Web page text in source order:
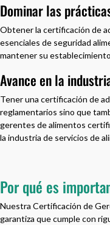
Dominar las
Obtener la certificación de
esenciales de seguridad
mantener su
Avance en la
Tener una certificación de
reglamentarios sino que
gerentes de alimentos
la industria de servicios de
Por qué es
Nuestra Certificación de
garantiza que cumple con